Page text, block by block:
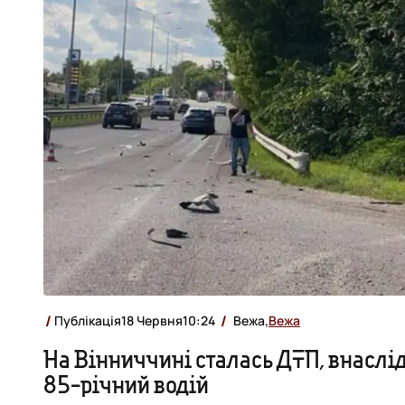
Публікація18 Червня10:24 Вежа,Вежа
На Вінниччині сталась ДТП,
85-річний водій